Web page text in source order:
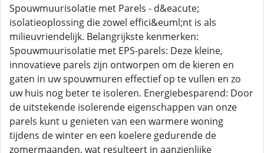
Spouwmuurisolatie met Parels - d&eacute;
isolatieoplossing die zowel effici&euml;nt is als
milieuvriendelijk. Belangrijkste kenmerken:
Spouwmuurisolatie met EPS-parels: Deze kleine,
innovatieve parels zijn ontworpen om de kieren en
gaten in uw spouwmuren effectief op te vullen en zo
uw huis nog beter te isoleren. Energiebesparend: Door
de uitstekende isolerende eigenschappen van onze
parels kunt u genieten van een warmere woning
tijdens de winter en een koelere gedurende de
zomermaanden, wat resulteert in aanzienlijke